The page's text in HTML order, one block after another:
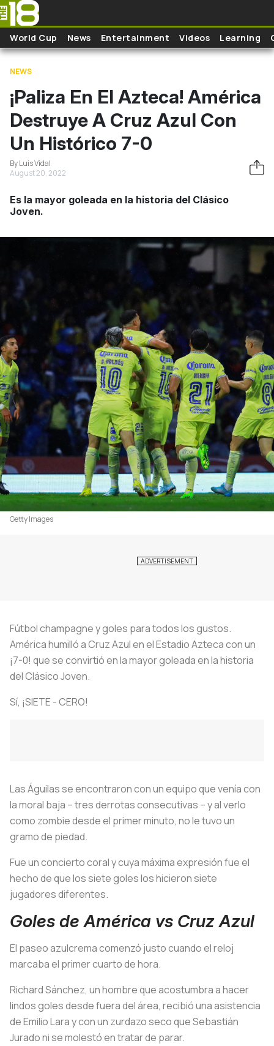
Skip to main content
World Cup News Entertainment Videos Learning
NEWS
¡Paliza En El Azteca! América
Destruye A Cruz Azul Con
Un Histórico 7-0
By Luis Vidal
August 20, 2022
Es la mayor goleada en la historia del Clásico
Joven.
Getty Images
Fútbol champagne y goles para todos los gustos.
América humilló a Cruz Azul en el Estadio Azteca con un
¡7-0! que se convirtió en la mayor goleada en la historia
del Clásico Joven.
Sí, ¡SIETE - CERO!
Las Águilas se encontraron con un equipo que venía con
la moral baja – tres derrotas consecutivas – y al verlo
como zombie desde el primer minuto, no le tuvo un
gramo de piedad.
Fue un concierto coral y cuya máxima expresión fue el
hecho de que los siete goles los hicieron siete
jugadores diferentes.
Goles de América vs Cruz Azul
El paseo azulcrema comenzó justo cuando el reloj
marcaba el primer cuarto de hora.
Richard Sánchez, un hombre que acostumbra a hacer
lindos goles desde fuera del área, recibió una asistencia
de Emilio Lara y con un zurdazo seco que Sebastián
Jurado ni se molestó en tratar de parar.